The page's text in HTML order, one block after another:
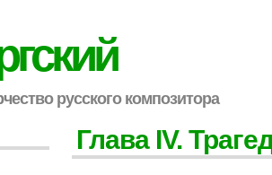
русского композитора
Глава IV.